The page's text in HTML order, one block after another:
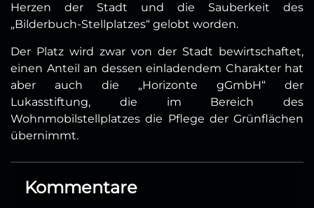
Herzen der Stadt und die Sauberkeit des
„Bilderbuch-Stellplatzes“ gelobt worden.
Der Platz wird zwar von der Stadt bewirtschaftet,
einen Anteil an dessen einladendem Charakter hat
aber auch die „Horizonte gGmbH“ der
Lukasstiftung, die im Bereich des
Wohnmobilstellplatzes die Pflege der Grünflächen
übernimmt.
Kommentare